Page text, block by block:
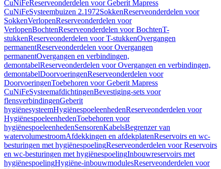
CuNiFeReserveonderdelen voor Geberit Mapress
CuNiFeSysteembuizen 2.1972SokkenReserveonderdelen voor
SokkenVerlopenReserveonderdelen voor
VerlopenBochtenReserveonderdelen voor BochtenT-
stukkenReserveonderdelen voor T-stukkenOvergangen
permanentReserveonderdelen voor Overgangen
permanentOvergangen en verbindingen,
demontabelReserveonderdelen voor Overgangen en verbindingen,
demontabelDoorvoeringenReserveonderdelen voor
DoorvoeringenToebehoren voor Geberit Mapress
CuNiFeSysteemafdichtingenBevestiging-sets voor
flensverbindingenGeberit
hygiënesysteemHygiënespoeleenhedenReserveonderdelen voor
HygiënespoeleenhedenToebehoren voor
hygiënespoeleenhedenSensorenKabelsBegrenzer van
watervolumestroomAfdekkingen en afdekplatenReservoirs en wc-
besturingen met hygiënespoelingReserveonderdelen voor Reservoirs
en wc-besturingen met hygiënespoelingInbouwreservoirs met
hygiënespoelingHygiëne-inbouwmodulesReserveonderdelen voor